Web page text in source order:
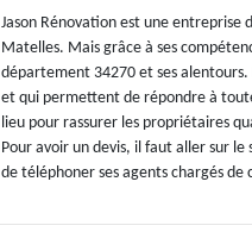
Jason Rénovation est une
Matelles. Mais grâce à ses
département 34270 et ses alentours.
et qui permettent de répondre à
lieu pour rassurer les propriétaires
Pour avoir un devis, il faut aller sur
de téléphoner ses agents chargés de